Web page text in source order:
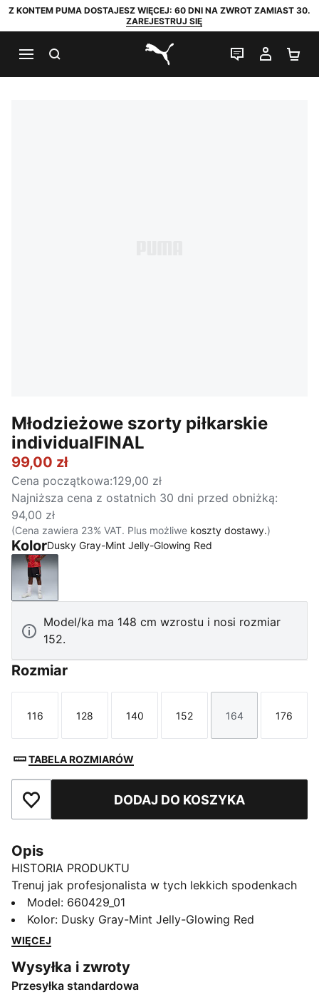
Z KONTEM PUMA DOSTAJESZ WIĘCEJ: 60 DNI NA ZWROT ZAMIAST 30.
ZAREJESTRUJ SIĘ
PUMA.com
CZAT NA
MOJE
Młodzieżowe szorty piłkarskie
individualFINAL
99,00 zł
Cena początkowa:129,00 zł
Najniższa cena z ostatnich 30 dni przed obniżką:
94,00 zł
(Cena zawiera 23% VAT. Plus możliwe koszty dostawy.)
KolorDusky Gray-Mint Jelly-Glowing Red
Dusky Gray-Mint Jelly-Glowing Red
Model/ka ma 148 cm wzrostu i nosi rozmiar
152.
Rozmiar
Rozmiar
116
Rozmiar
128
Rozmiar
140
Rozmiar
152
Rozmiar
164 176
TABELA ROZMIARÓW
Dodaj do ulubionychDODAJ DO KOSZYKA
Opis
HISTORIA PRODUKTU
Trenuj jak profesjonalista w tych lekkich spodenkach
piłkarskich. Kolekcja treningowa individualFINAL
została stworzona dla zawodników, którzy na każdym
treningu dają z siebie wszystko. Wyrazista grafika i
tempo, precyzję i kreatywność współczesnego
futbolu. Trenuj tak, jak grasz – szybko, z pełnym
Model: 660429_01
Kolor: Dusky Gray-Mint Jelly-Glowing Red
WIĘCEJ
Wysyłka i zwroty
Przesyłka standardowa